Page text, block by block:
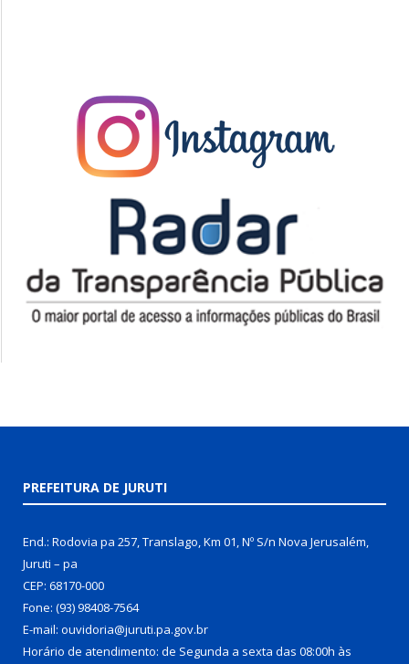
PREFEITURA DE JURUTI
End.: Rodovia pa 257, Translago, Km 01, Nº S/n Nova Jerusalém,
Juruti – pa
CEP: 68170-000
Fone: (93) 98408-7564
E-mail: ouvidoria@juruti.pa.gov.br
Horário de atendimento: de Segunda a sexta das 08:00h às